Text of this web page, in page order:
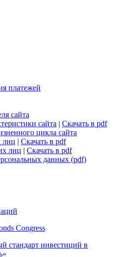
платежей
сайта
сайта|Скачать в pdf
цикла сайта
лиц